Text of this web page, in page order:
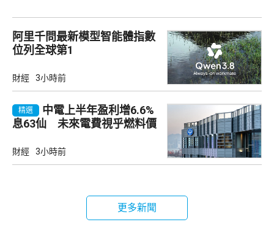
阿里千問最新模型智能體指數
位列全球第1
財經 3小時前
精選
中電上半年盈利增6.6%
息63仙 未來電費視乎燃料價
財經 3小時前
更多新聞